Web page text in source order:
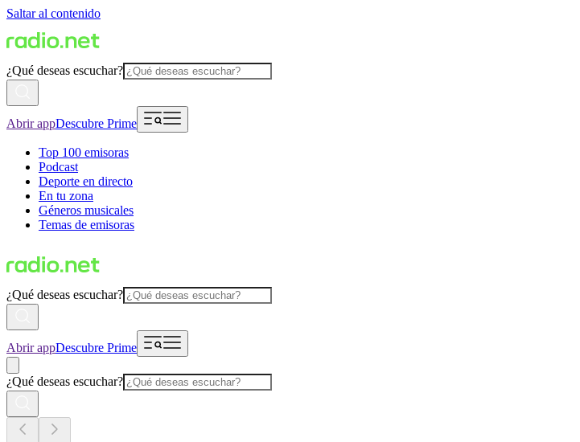
Saltar al contenido
¿Qué deseas escuchar?
Abrir appDescubre Prime
Top 100 emisoras
Podcast
Deporte en directo
En tu zona
Géneros musicales
Temas de emisoras
¿Qué deseas escuchar?
Abrir appDescubre Prime
¿Qué deseas escuchar?